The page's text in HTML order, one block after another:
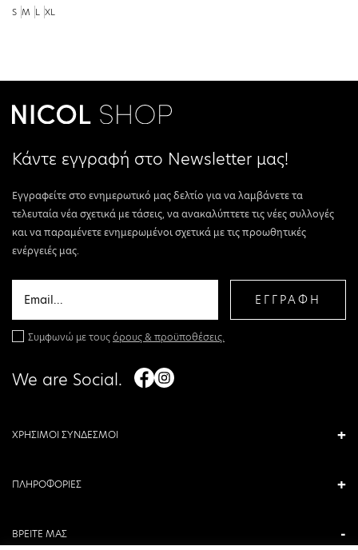
S M L XL
Κάντε εγγραφή στο Newsletter μας!
Εγγραφείτε στο ενημερωτικό μας δελτίο για να λαμβάνετε τα
τελευταία νέα σχετικά με τάσεις, να ανακαλύπτετε τις νέες συλλογές
και να παραμένετε ενημερωμένοι σχετικά με τις προωθητικές
ενέργειές μας.
ΕΓΓΡΑΦΗ
Συμφωνώ με τουςόρους & προϋποθέσεις.
We are Social.
ΧΡΗΣΙΜΟΙ ΣΥΝΔΕΣΜΟΙ
ΠΛΗΡΟΦΟΡΙΕΣ
ΒΡΕΙΤΕ ΜΑΣ